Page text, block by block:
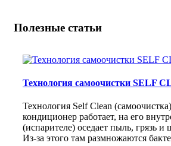
Полезные статьи
Технология самоочистки SELF
Технология Self Clean
кондиционер работает, на его
(испарителе) оседает пыль, грязь
Из-за этого там размножаются